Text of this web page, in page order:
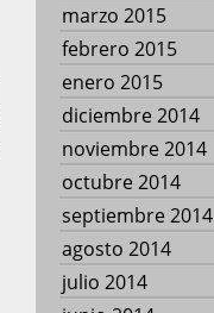
marzo 2015
febrero 2015
enero 2015
diciembre 2014
noviembre 2014
octubre 2014
septiembre 2014
agosto 2014
julio 2014